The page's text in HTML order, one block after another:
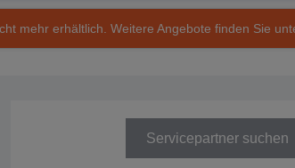
mehr erhältlich. Weitere Angebote finden Sie
Servicepartner suchen